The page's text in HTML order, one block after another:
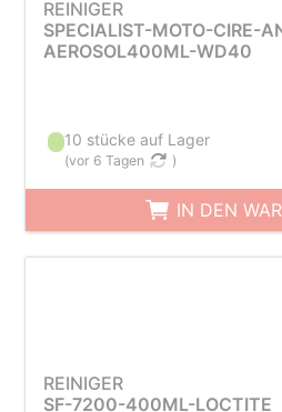
REINIGER
SPECIALIST-MOTO-CIRE-
AEROSOL400ML-WD40
10 stücke auf Lager
(vor 6 Tagen )
IN DEN
REINIGER
SF-7200-400ML-LOCTITE